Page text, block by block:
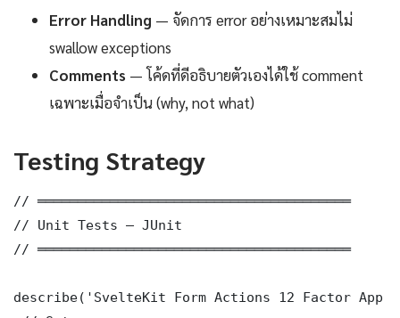
Error Handling — จัดการ error อย่างเหมาะสมไม่
swallow exceptions
Comments — โค้ดที่ดีอธิบายตัวเองได้ใช้ comment
เฉพาะเมื่อจำเป็น (why, not what)
Testing Strategy
// ═══════════════════════════════════════
// Unit Tests — JUnit
// ═══════════════════════════════════════
describe('SvelteKit Form Actions 12 Factor